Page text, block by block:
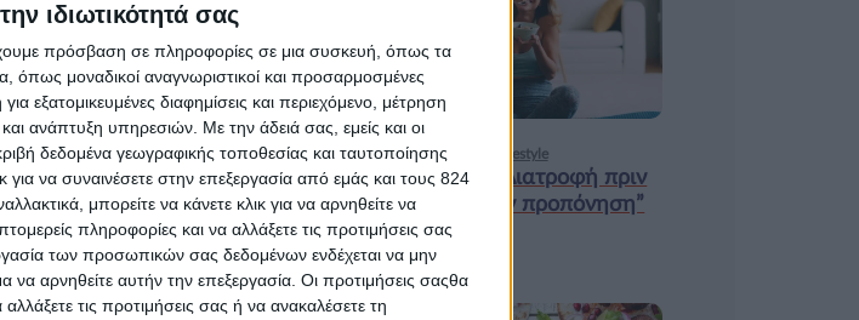
ιδιωτικότητά σας
πρόσβαση σε πληροφορίες σε μια συσκευή, όπως τα
μοναδικοί αναγνωριστικοί και προσαρμοσμένες
εξατομικευμένες διαφημίσεις και περιεχόμενο, μέτρηση
ανάπτυξη υπηρεσιών. Με την άδειά σας, εμείς και οι
δεδομένα γεωγραφικής τοποθεσίας και ταυτοποίησης
να συναινέσετε στην επεξεργασία από εμάς και τους 824
μπορείτε να κάνετε κλικ για να αρνηθείτε να
πληροφορίες και να αλλάξετε τις προτιμήσεις σας
των προσωπικών σας δεδομένων ενδέχεται να μην
να αρνηθείτε αυτήν την επεξεργασία. Οι προτιμήσεις σαςθα
τις προτιμήσεις σας ή να ανακαλέσετε τη
από 0,50 εως 5 ευρώ,
γλυκά και
είδη όπως
Τέλος για μια
αποφυλακισμένων
δράση της πριν από 6
ετών που κρατούνται
Ελαιώνα Θήβας (πρώην
Υγεία, διατροφή & lifestyle
Κεφάλαιο “Διατροφή πριν
και μετά την προπόνηση”